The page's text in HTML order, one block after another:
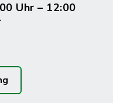
Uhr – 12:00